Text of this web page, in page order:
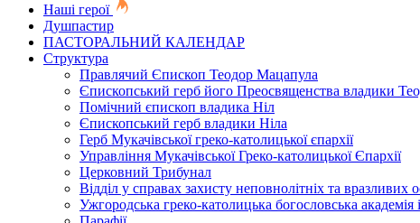
Наші герої
Душпастир
ПАСТОРАЛЬНИЙ КАЛЕНДАР
Структура
Правлячий Єпископ Теодор Мацапула
Єпископський герб його Преосвященства владики
Помічний єпископ владика Ніл
Єпископський герб владики Ніла
Герб Мукачівської греко-католицької єпархії
Управління Мукачівської Греко-католицької Єпархії
Церковний Трибунал
Відділ у справах захисту неповнолітніх та вразливих
Ужгородська греко-католицька богословська